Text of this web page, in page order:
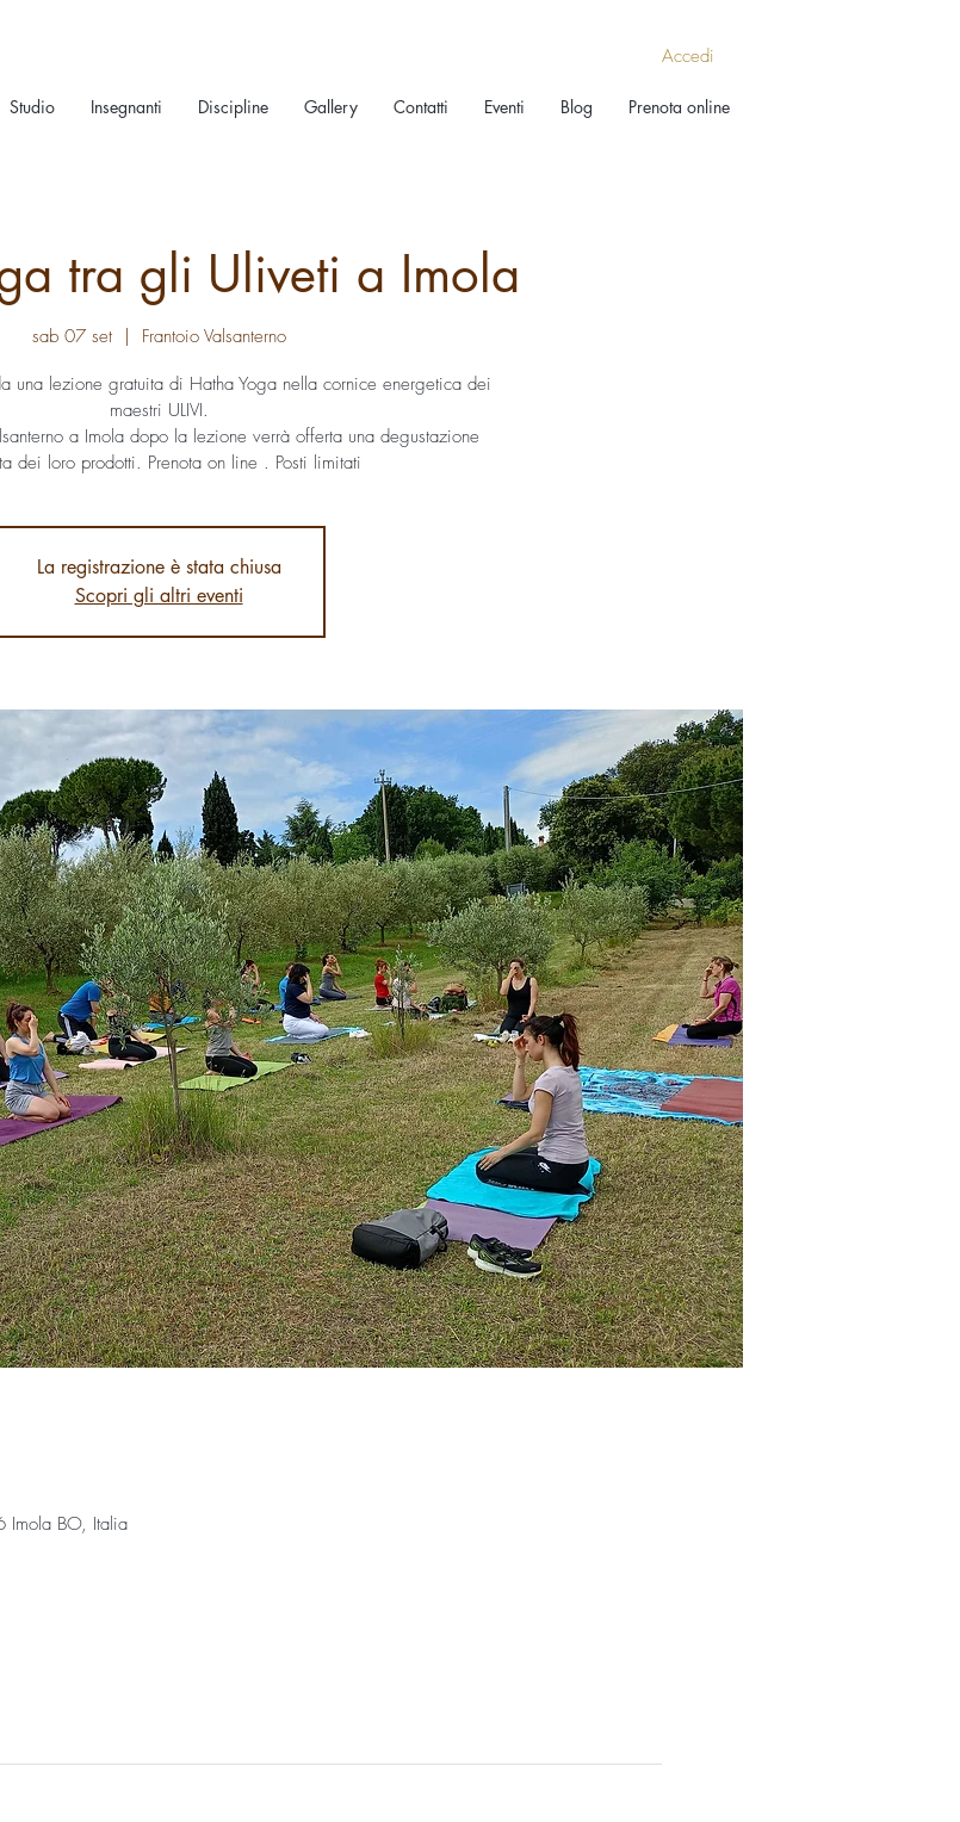
Studio Insegnanti Discipline Gallery Contatti Eventi Blog Prenota online
Accedi
tra gli Uliveti a Imola
sab 07 set
  |
Frantoio Valsanterno
una lezione gratuita di Hatha Yoga nella cornice energetica dei
maestri ULIVI.
a Imola dopo la lezione verrà offerta una degustazione
dei loro prodotti. Prenota on line . Posti limitati
La registrazione è stata chiusa
Scopri gli altri eventi
Imola BO, Italia